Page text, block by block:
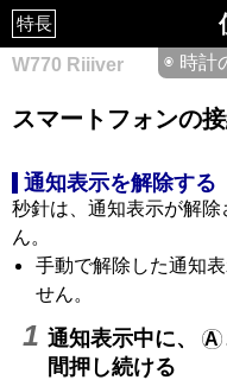
特長
◉ 時計
W770 Riiiver
スマートフォンの
通知表示を解除する
秒針は、通知表示が解
ん。
手動で解除した通知
せん。
通知表示中に、 A
間押し続ける